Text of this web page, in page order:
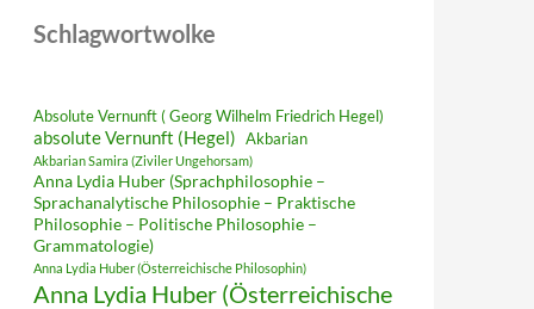
Schlagwortwolke
Absolute Vernunft ( Georg Wilhelm Friedrich Hegel)
absolute Vernunft (Hegel) Akbarian
Akbarian Samira (Ziviler Ungehorsam)
Anna Lydia Huber (Sprachphilosophie –
Sprachanalytische Philosophie – Praktische
Philosophie – Politische Philosophie –
Grammatologie)
Anna Lydia Huber (Österreichische Philosophin)
Anna Lydia Huber (Österreichische